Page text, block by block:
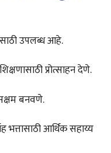
उपलब्ध आहे.
प्रोत्साहन देणे.
सक्षम बनवणे.
भत्तासाठी आर्थिक सहाय्य